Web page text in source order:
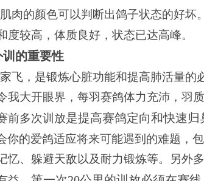
肉的颜色可以判断出鸽子状态的好坏
度较高，体质良好，状态已达高峰。
的重要性
飞，是锻炼心脏功能和提高肺活量的
我大开眼界，每羽赛鸽体力充沛，羽
前多次训放是提高赛鸽定向和快速归
你的爱鸽适应将来可能遇到的难题，
忆、躲避天敌以及耐力锻炼等。另外